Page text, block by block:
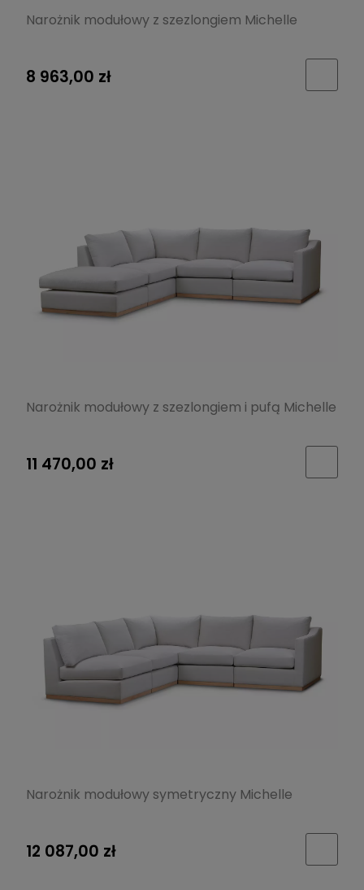
Narożnik modułowy z szezlongiem Michelle
8 963,00 zł
Narożnik modułowy z szezlongiem i pufą Michelle
11 470,00 zł
Narożnik modułowy symetryczny Michelle
12 087,00 zł